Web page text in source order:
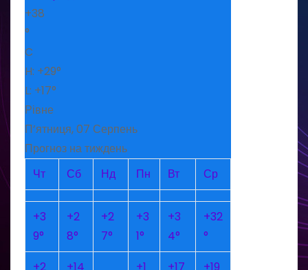
+38
°
C
H: +29°
L: +17°
Рівне
П’ятниця, 07 Серпень
Прогноз на тиждень
Чт
Сб Нд Пн Вт Ср
+3
9°
+2
8°
+2
7°
+3
1°
+3
4°
+32
°